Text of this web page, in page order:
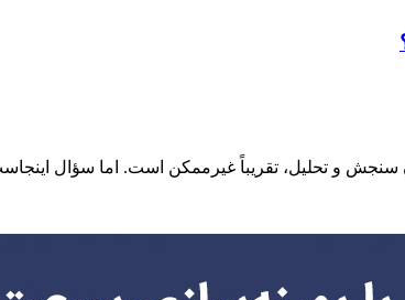
سنجش و تحلیل، تقریباً غیرممکن است. اما سؤال